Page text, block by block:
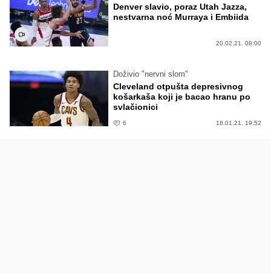
Denver slavio, poraz Utah Jazza,
nestvarna noć Murraya i Embiida
20.02.21. 08:00
Doživio "nervni slom"
Cleveland otpušta depresivnog
košarkaša koji je bacao hranu po
svlačionici
6 18.01.21. 19:52